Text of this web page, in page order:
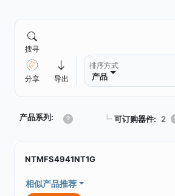
搜寻
分享 导出
排序方式
产品
产品系列: ┗ 可订购器件: 2
NTMFS4941NT1G
相似产品推荐